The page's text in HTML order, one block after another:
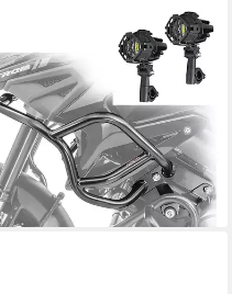
Zusatzscheinwerfer S22X +
Verkleidungsschutzbügel
240,99 € UVP474,99 €
-49%
lieferbar - in 6-7 Werktagen bei dir